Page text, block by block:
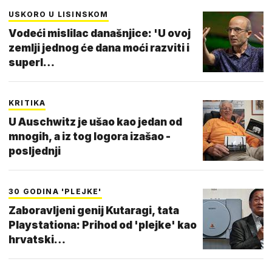
USKORO U LISINSKOM
Vodeći mislilac današnjice: 'U ovoj
zemlji jednog će dana moći razviti i
superl…
KRITIKA
U Auschwitz je ušao kao jedan od
mnogih, a iz tog logora izašao -
posljednji
30 GODINA 'PLEJKE'
Zaboravljeni genij Kutaragi, tata
Playstationa: Prihod od 'plejke' kao
hrvatski…